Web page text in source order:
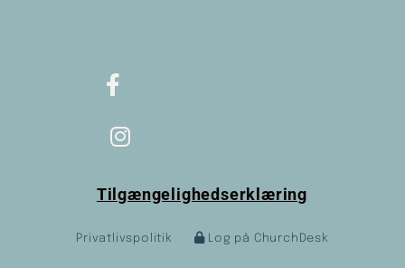
Tilgængelighedserklæring
Privatlivspolitik Log på ChurchDesk